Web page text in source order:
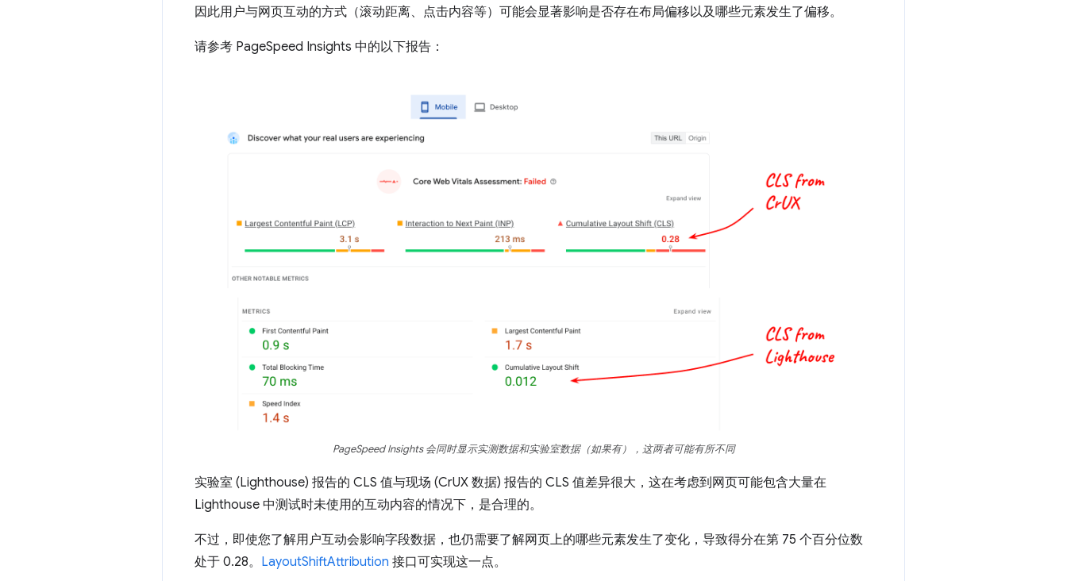
因此用户与网页互动的方式（滚动距离、点击内容等）可能会显著影响是否存在布局偏移以及哪些元素发生了偏移。
请参考 PageSpeed Insights 中的以下报告：
PageSpeed Insights 会同时显示实测数据和实验室数据（如果有），这两者可能有所不同
实验室 (Lighthouse) 报告的 CLS 值与现场 (CrUX 数据) 报告的 CLS 值差异很大，这在考虑到网页可能包含大量在
Lighthouse 中测试时未使用的互动内容的情况下，是合理的。
不过，即使您了解用户互动会影响字段数据，也仍需要了解网页上的哪些元素发生了变化，导致得分在第 75 个百分位数
处于 0.28。 LayoutShiftAttribution 接口可实现这一点。